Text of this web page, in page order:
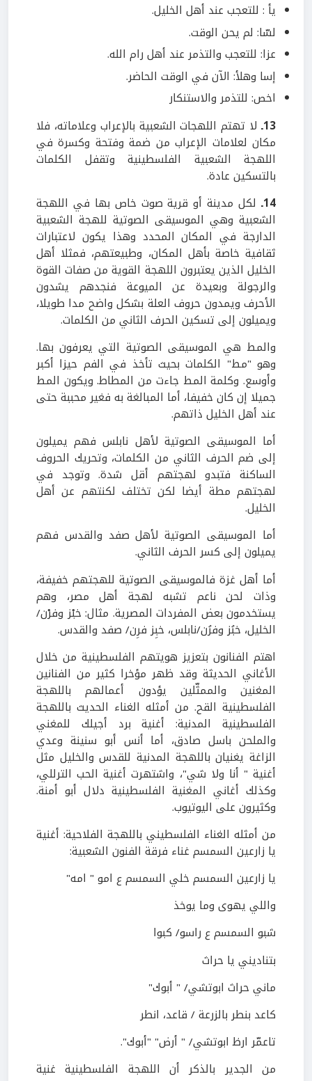
يأ : للتعجب عند أهل الخليل.
لسّا: لم يحن الوقت.
عزا: للتعجب والتذمر عند أهل رام الله.
إسا وهلأ: الآن في الوقت الحاضر.
اخص: للتذمر والاستنكار
13ـ لا تهتم اللهجات الشعبية بالإعراب وعلاماته، فلا
مكان لعلامات الإعراب من ضمة وفتحة وكسرة في
اللهجة الشعبية الفلسطينية وتقفل الكلمات
بالتسكين عادة.
14ـ لكل مدينة أو قرية صوت خاص بها في اللهجة
الشعبية وهي الموسيقى الصوتية للهجة الشعبية
الدارجة في المكان المحدد وهذا يكون لاعتبارات
ثقافية خاصة بأهل المكان، وطبيعتهم، فمثلا أهل
الخليل الذين يعتبرون اللهجة القوية من صفات القوة
والرجولة وبعيدة عن الميوعة فنجدهم يشدون
الأحرف ويمدون حروف العلة بشكل واضح مدا طويلا،
ويميلون إلى تسكين الحرف الثاني من الكلمات.
والمط هي الموسيقى الصوتية التي يعرفون بها.
وهو "مط" الكلمات بحيث تأخذ في الفم حيزا أكبر
وأوسع. وكلمة المط جاءت من المطاط. ويكون المط
جميلا إن كان خفيفا، أما المبالغة به فغير محببة حتى
عند أهل الخليل ذاتهم.
أما الموسيقى الصوتية لأهل نابلس فهم يميلون
إلى ضم الحرف الثاني من الكلمات، وتحريك الحروف
الساكنة فتبدو لهجتهم أقل شدة. وتوجد في
لهجتهم مطة أيضا لكن تختلف لكنتهم عن أهل
الخليل.
أما الموسيقى الصوتية لأهل صفد والقدس فهم
يميلون إلى كسر الحرف الثاني.
أما أهل غزة فالموسيقى الصوتية للهجتهم خفيفة،
وذات لحن ناعم تشبه لهجة أهل مصر، وهم
يستخدمون بعض المفردات المصرية. مثال: خبْز وفرْن/
الخليل، خبُز وفرُن/نابلس، خبِز فرِن/ صفد والقدس.
اهتم الفنانون بتعزيز هويتهم الفلسطينية من خلال
الأغاني الحديثة وقد ظهر مؤخرا كثير من الفنانين
المغنين والممثّلين يؤدون أعمالهم باللهجة
الفلسطينية القح. من أمثله الغناء الحديث باللهجة
الفلسطينية المدنية: أغنية برد أجيلك للمغني
والملحن باسل صادق، أما أنس أبو سنينة وعدي
الزاغة يغنيان باللهجة المدنية للقدس والخليل مثل
أغنية " أنا ولا شي"، واشتهرت أغنية الحب الترللي،
وكذلك أغاني المغنية الفلسطينية دلال أبو أمنة.
وكثيرون على اليوتيوب.
من أمثله الغناء الفلسطيني باللهجة الفلاحية: أغنية
يا زارعين السمسم غناء فرقة الفنون الشعبية:
يا زارعين السمسم خلي السمسم ع امو " امه"
واللي يهوى وما يوخذ
شبو السمسم ع راسو/ كبوا
بتناديني يا حراث
ماني حراث ابوتشي/ " أبوك"
كاعد بنطر بالزرعة / قاعد، انطر
تاعمّر ارظ ابوتشي/ " أرض" "أبوك".
من الجدير بالذكر أن اللهجة الفلسطينية غنية